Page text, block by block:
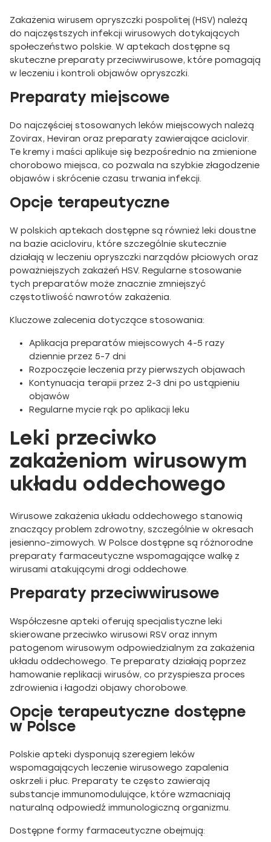
Zakażenia wirusem opryszczki pospolitej (HSV) należą
do najczęstszych infekcji wirusowych dotykających
społeczeństwo polskie. W aptekach dostępne są
skuteczne preparaty przeciwwirusowe, które pomagają
w leczeniu i kontroli objawów opryszczki.
Preparaty miejscowe
Do najczęściej stosowanych leków miejscowych należą
Zovirax, Heviran oraz preparaty zawierające aciclovir.
Te kremy i maści aplikuje się bezpośrednio na zmienione
chorobowo miejsca, co pozwala na szybkie złagodzenie
objawów i skrócenie czasu trwania infekcji.
Opcje terapeutyczne
W polskich aptekach dostępne są również leki doustne
na bazie acicloviru, które szczególnie skutecznie
działają w leczeniu opryszczki narządów płciowych oraz
poważniejszych zakażeń HSV. Regularne stosowanie
tych preparatów może znacznie zmniejszyć
częstotliwość nawrotów zakażenia.
Kluczowe zalecenia dotyczące stosowania:
Aplikacja preparatów miejscowych 4-5 razy
dziennie przez 5-7 dni
Rozpoczęcie leczenia przy pierwszych objawach
Kontynuacja terapii przez 2-3 dni po ustąpieniu
objawów
Regularne mycie rąk po aplikacji leku
Leki przeciwko
zakażeniom wirusowym
układu oddechowego
Wirusowe zakażenia układu oddechowego stanowią
znaczący problem zdrowotny, szczególnie w okresach
jesienno-zimowych. W Polsce dostępne są różnorodne
preparaty farmaceutyczne wspomagające walkę z
wirusami atakującymi drogi oddechowe.
Preparaty przeciwwirusowe
Współczesne apteki oferują specjalistyczne leki
skierowane przeciwko wirusowi RSV oraz innym
patogenom wirusowym odpowiedzialnym za zakażenia
układu oddechowego. Te preparaty działają poprzez
hamowanie replikacji wirusów, co przyspiesza proces
zdrowienia i łagodzi objawy chorobowe.
Opcje terapeutyczne dostępne
w Polsce
Polskie apteki dysponują szeregiem leków
wspomagających leczenie wirusowego zapalenia
oskrzeli i płuc. Preparaty te często zawierają
substancje immunomodulujące, które wzmacniają
naturalną odpowiedź immunologiczną organizmu.
Dostępne formy farmaceutyczne obejmują: